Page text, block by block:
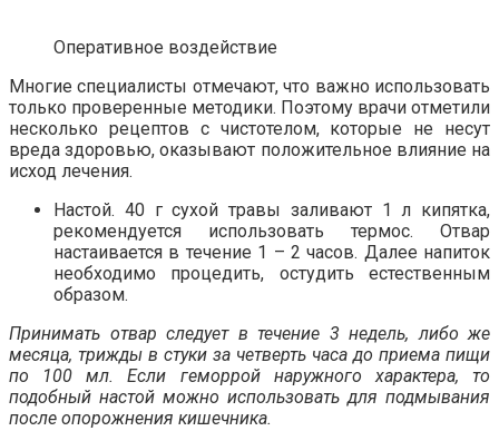
Оперативное воздействие
Многие специалисты отмечают, что важно использовать
только проверенные методики. Поэтому врачи отметили
несколько рецептов с чистотелом, которые не несут
вреда здоровью, оказывают положительное влияние на
исход лечения.
Настой. 40 г сухой травы заливают 1 л кипятка,
рекомендуется использовать термос. Отвар
настаивается в течение 1 – 2 часов. Далее напиток
необходимо процедить, остудить естественным
образом.
Принимать отвар следует в течение 3 недель, либо же
месяца, трижды в стуки за четверть часа до приема пищи
по 100 мл. Если геморрой наружного характера, то
подобный настой можно использовать для подмывания
после опорожнения кишечника.